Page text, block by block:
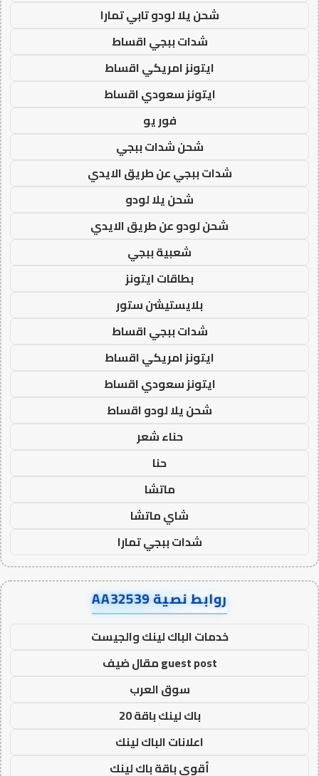
شحن يلا لودو تابي تمارا
شدات ببجي اقساط
ايتونز امريكي اقساط
ايتونز سعودي اقساط
فور يو
شحن شدات ببجي
شدات ببجي عن طريق الايدي
شحن يلا لودو
شحن لودو عن طريق الايدي
شعبية ببجي
بطاقات ايتونز
بلايستيشن ستور
شدات ببجي اقساط
ايتونز امريكي اقساط
ايتونز سعودي اقساط
شحن يلا لودو اقساط
حناء شعر
حنا
ماتشا
شاي ماتشا
شدات ببجي تمارا
روابط نصية AA32539
خدمات الباك لينك والجيست
guest post مقال ضيف
سوق العرب
باك لينك باقة 20
اعلانات الباك لينك
أقوى باقة باك لينك